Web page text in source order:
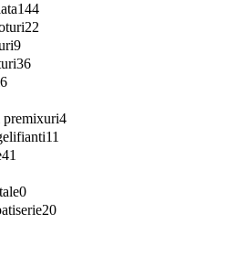
144
22
9
36
6
4
11
41
0
20